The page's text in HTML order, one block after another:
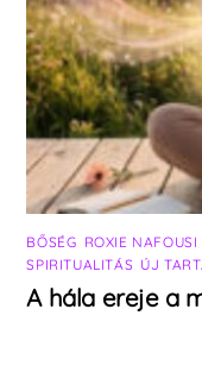
BŐSÉG ROXIE NAFOUSI
SPIRITUALITÁS ÚJ
A hála ereje a